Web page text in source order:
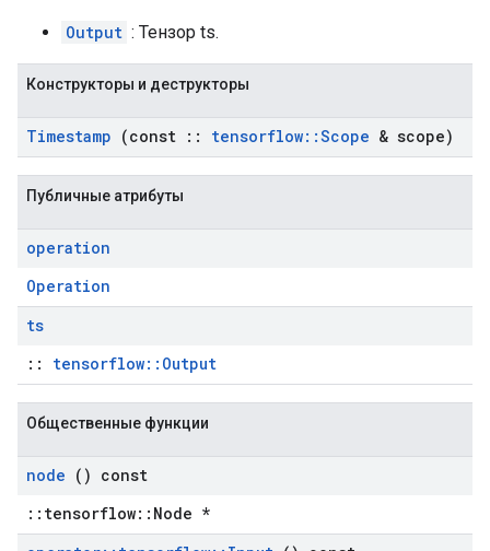
Output : Тензор ts.
Конструкторы и деструкторы
Timestamp (const :: tensorflow::Scope & scope)
Публичные атрибуты
operation
Operation
ts
:: tensorflow::Output
Общественные функции
node () const
::tensorflow::Node *